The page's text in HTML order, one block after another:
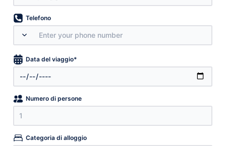
Telefono
Data del viaggio*
Numero di persone
Categoria di alloggio